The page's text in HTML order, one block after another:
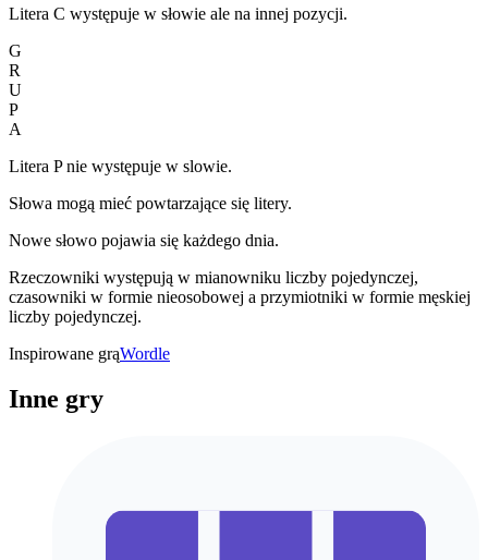
Litera C występuje w słowie ale na innej pozycji.
G
R
U
P
A
Litera P nie występuje w slowie.
Słowa mogą mieć powtarzające się litery.
Nowe słowo pojawia się każdego dnia.
Rzeczowniki występują w mianowniku liczby pojedynczej,
czasowniki w formie nieosobowej a przymiotniki w formie męskiej
liczby pojedynczej.
Inspirowane grąWordle
Inne gry